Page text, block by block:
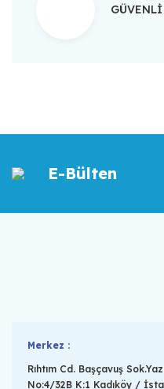
E-Bülten
Merkez :
Rıhtım Cd. Başçavuş
No:4/32B K:1 Kadıköy /